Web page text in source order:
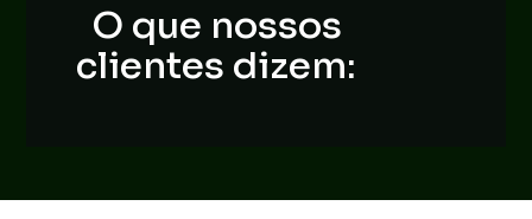
O que nossos
clientes dizem: